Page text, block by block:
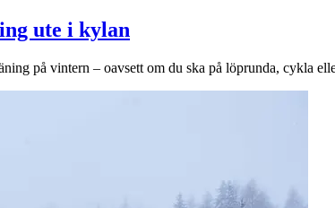
ute i kylan
på vintern – oavsett om du ska på löprunda, cykla